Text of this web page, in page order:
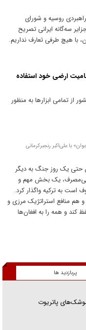
روسیه و شورای
سه‌گانه ایرانی تصریح
با هیچ طرفی تعارف نداریم.
ارضی خود استفاده
از تمامی ابزار‌ها به منظور
با علی‌اکبر رنجبر‌کرمانی
حتی یک روز جنگ به دیگر
بی‌مصرف، یک بخش مهم و
است به ترکیه واگذار کرد.
هم منافع استراتژیک مرزی و
کند و همه را به افغان‌ها
پربازدید ها
پاتریوت